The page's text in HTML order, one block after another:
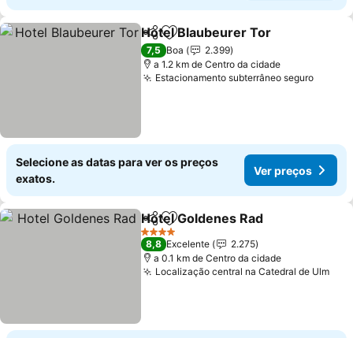
PartilharAdicionar aos favoritos
Hotel Blaubeurer Tor
7,5 Boa
2.399
a 1.2 km de Centro da cidade
Estacionamento subterrâneo seguro
Selecione as datas para ver os preços
exatos.
Ver preços
PartilharAdicionar aos favoritos
Hotel Goldenes Rad
4 Estrelas
8,8 Excelente
2.275
a 0.1 km de Centro da cidade
Localização central na Catedral de Ulm